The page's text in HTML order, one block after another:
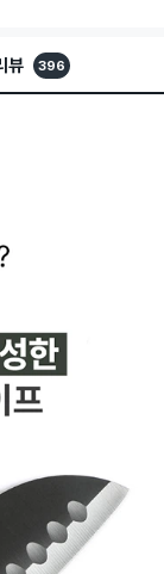
뷰 396